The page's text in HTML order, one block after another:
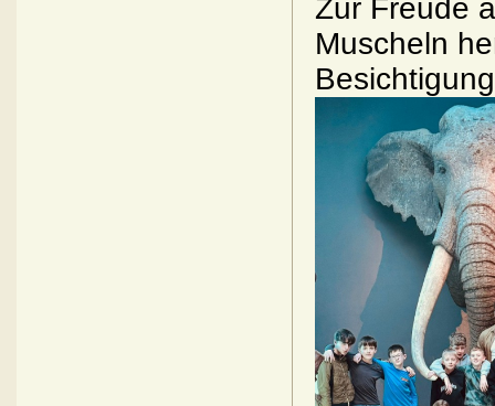
Zur Freude
Muscheln